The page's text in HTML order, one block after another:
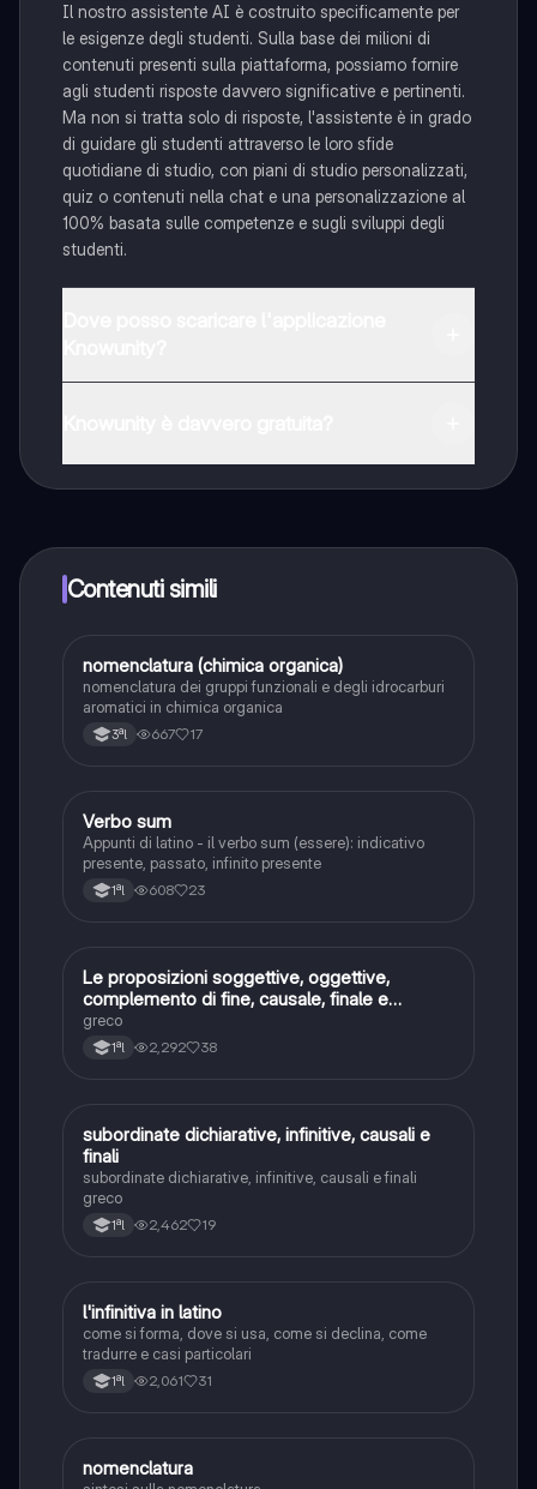
Il nostro assistente AI è costruito specificamente per
le esigenze degli studenti. Sulla base dei milioni di
contenuti presenti sulla piattaforma, possiamo fornire
agli studenti risposte davvero significative e pertinenti.
Ma non si tratta solo di risposte, l'assistente è in grado
di guidare gli studenti attraverso le loro sfide
quotidiane di studio, con piani di studio personalizzati,
quiz o contenuti nella chat e una personalizzazione al
100% basata sulle competenze e sugli sviluppi degli
studenti.
Knowunity Premium, che consente di studiare senza
alcun limite!!
Contenuti simili
Chimica
nomenclatura (chimica organica)
nomenclatura dei gruppi funzionali e degli idrocarburi
aromatici in chimica organica
3ªl 667 17
Latino
Verbo sum
Appunti di latino - il verbo sum (essere): indicativo
presente, passato, infinito presente
1ªl 608 23
Greco
Le proposizioni soggettive, oggettive,
complemento di fine, causale, finale e
temporali
greco
1ªl 2,292 38
Greco
subordinate dichiarative, infinitive, causali e
finali
subordinate dichiarative, infinitive, causali e finali
greco
1ªl 2,462 19
Latino
l'infinitiva in latino
come si forma, dove si usa, come si declina, come
tradurre e casi particolari
1ªl 2,061 31
Chimica
nomenclatura